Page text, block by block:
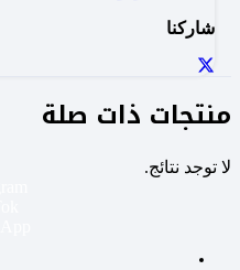
شاركنا
منتجات ذات صلة
لا توجد نتائج.